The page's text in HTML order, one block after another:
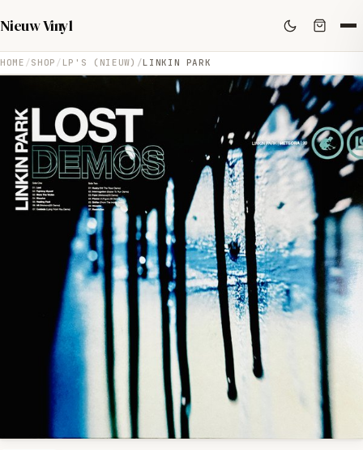
Nieuw Vinyl
HOME SHOP LP'S (NIEUW) LINKIN PARK